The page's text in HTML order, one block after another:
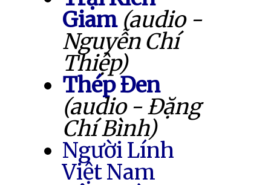
Giam (audio -
Nguyễn Chí
Thiệp)
Thép Đen
(audio - Đặng
Chí Bình)
Người Lính
Việt Nam